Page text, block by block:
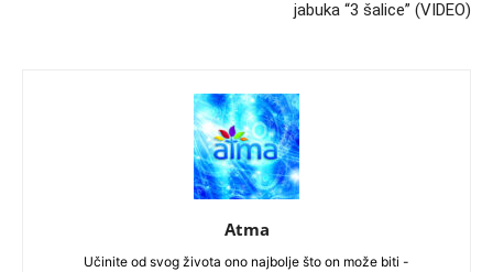
jabuka “3 šalice” (VIDEO)
Atma
Učinite od svog života ono najbolje što on može biti -